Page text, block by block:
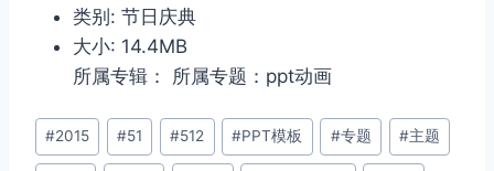
类别: 节日庆典
大小: 14.4MB
所属专辑： 所属专题：ppt动画
文
章
#2015 #51 #512 #PPT模板 #专题 #主题